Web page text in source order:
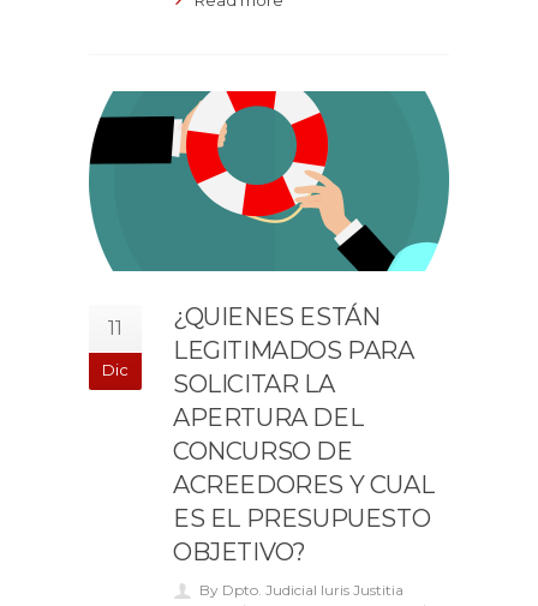
11
Dic
¿QUIENES ESTÁN
LEGITIMADOS PARA
SOLICITAR LA
APERTURA DEL
CONCURSO DE
ACREEDORES Y CUAL
ES EL PRESUPUESTO
OBJETIVO?
By Dpto. Judicial Iuris Justitia